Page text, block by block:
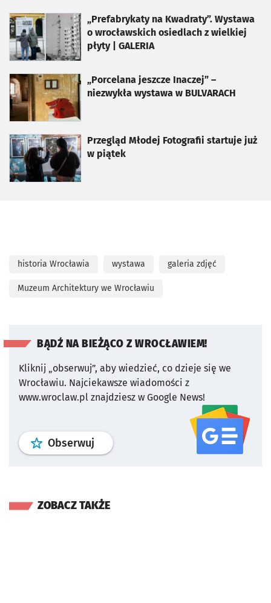
„Prefabrykaty na Kwadraty”. Wystawa
o wrocławskich osiedlach z wielkiej
płyty | GALERIA
otworzy się w nowej karcie
„Porcelana jeszcze Inaczej” –
niezwykła wystawa w BULVARACH
otworzy się w nowej karcie
Przegląd Młodej Fotografii startuje już
w piątek
otworzy się w nowej karcie
historia Wrocławia wystawa galeria zdjęć
Muzeum Architektury we Wrocławiu
BĄDŹ NA BIEŻĄCO Z WROCŁAWIEM!
Kliknij „obserwuj”, aby wiedzieć, co dzieje się we
Wrocławiu. Najciekawsze wiadomości z
www.wroclaw.pl znajdziesz w Google News!
Obserwuj profil serwisu
ZOBACZ TAKŻE